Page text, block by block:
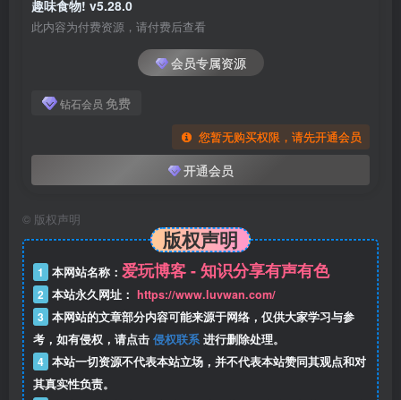
趣味食物! v5.28.0
此内容为付费资源，请付费后查看
会员专属资源
钻石会员 免费
您暂无购买权限，请先开通会员
开通会员
© 版权声明
版权声明
1 本网站名称： 爱玩博客 - 知识分享有声有色
2 本站永久网址： https://www.luvwan.com/
3 本网站的文章部分内容可能来源于网络，仅供大家学习与参
考，如有侵权，请点击 侵权联系 进行删除处理。
4 本站一切资源不代表本站立场，并不代表本站赞同其观点和对
其真实性负责。